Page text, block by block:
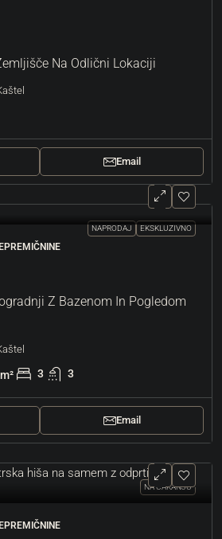
Na Odlični Lokaciji
Email
NAPRODAJ EKSKLUZIVNO
Z Bazenom In Pogledom
m² 3 3
Email
NA ČAKANJU